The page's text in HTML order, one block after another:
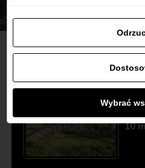
Najbardziej
10
Wybrać